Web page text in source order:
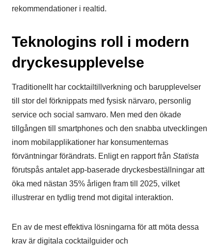
rekommendationer i realtid.
Teknologins roll i modern
dryckesupplevelse
Traditionellt har cocktailtillverkning och barupplevelser
till stor del förknippats med fysisk närvaro, personlig
service och social samvaro. Men med den ökade
tillgången till smartphones och den snabba utvecklingen
inom mobilapplikationer har konsumenternas
förväntningar förändrats. Enligt en rapport från Statista
förutspås antalet app-baserade dryckesbeställningar att
öka med nästan 35% årligen fram till 2025, vilket
illustrerar en tydlig trend mot digital interaktion.
En av de mest effektiva lösningarna för att möta dessa
krav är digitala cocktailguider och